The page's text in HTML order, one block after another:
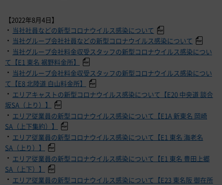
【2022年8月4日】
・ 当社社員などの新型コロナウイルス感染について
・ 当社グループ会社社員などの新型コロナウイルス感染について
・ 当社グループ会社料金収受スタッフの新型コロナウイルス感染につい
て【E1 東名 裾野料金所】
・ 当社グループ会社料金収受スタッフの新型コロナウイルス感染につい
て【E8 北陸道 白山料金所】
・ エリアキャストの新型コロナウイルス感染について【E20 中央道 談合
坂SA（上り）】
・ エリア従業員の新型コロナウイルス感染について【E1A 新東名 岡崎
SA（上下集約）】
・ エリア従業員の新型コロナウイルス感染について【E1 東名 海老名
SA（上り）】
・ エリア従業員の新型コロナウイルス感染について【E1 東名 豊田上郷
SA（上下）】
・ エリア従業員の新型コロナウイルス感染について【E23 東名阪 御在所